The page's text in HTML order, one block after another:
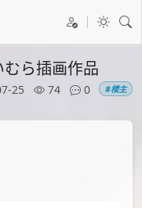
ら插画作品
25 74
0
#楼主